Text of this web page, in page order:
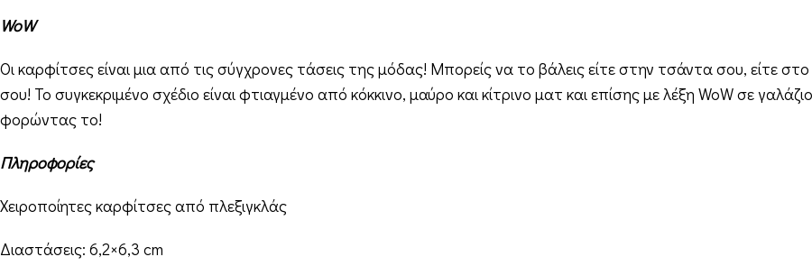
WoW
Οι καρφίτσες είναι μια από τις σύγχρονες τάσεις της μόδας! Μπορείς να το βάλεις είτε στην τσάντα σου, είτε
σου! Το συγκεκριμένο σχέδιο είναι φτιαγμένο από κόκκινο, μαύρο και κίτρινο ματ και επίσης με λέξη WoW σε
φορώντας το!
Πληροφορίες
Χειροποίητες καρφίτσες από πλεξιγκλάς
Διαστάσεις: 6,2×6,3 cm